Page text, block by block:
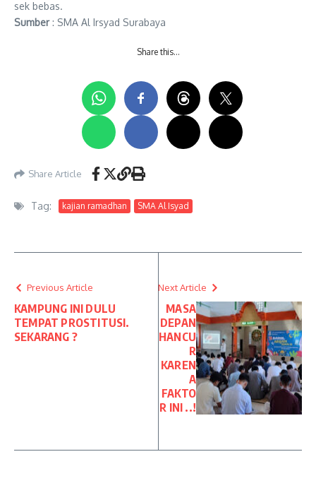
sek bebas.
Sumber: SMA Al Irsyad Surabaya
Share this…
Share Article
Tag: kajian ramadhan SMA Al Isyad
Previous Article
KAMPUNG INI DULU
TEMPAT PROSTITUSI.
SEKARANG ?
Next Article
MASA
DEPAN
HANCU
R
KAREN
A
FAKTO
R INI ..!